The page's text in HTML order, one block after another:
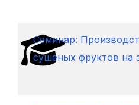
Cеминар:
сушеных фруктов на